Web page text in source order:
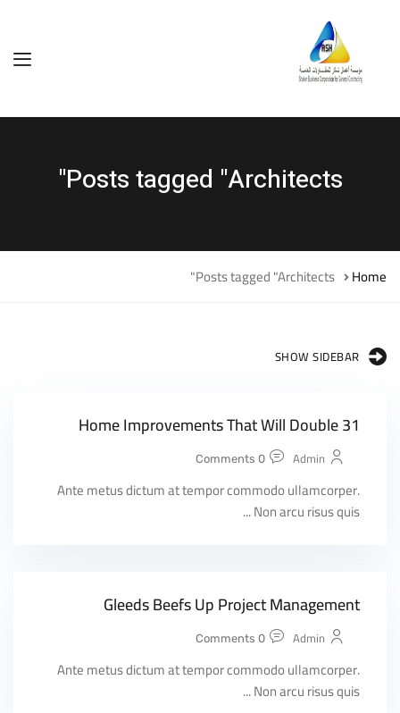
Posts tagged "Architects"
Home
Posts tagged "Architects"
SHOW SIDEBAR
31 Home Improvements That Will Double
Admin
0 Comments
Ante metus dictum at tempor commodo ullamcorper.
Non arcu risus quis ...
Gleeds Beefs Up Project Management
Admin
0 Comments
Ante metus dictum at tempor commodo ullamcorper.
Non arcu risus quis ...